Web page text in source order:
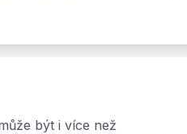
být i více než